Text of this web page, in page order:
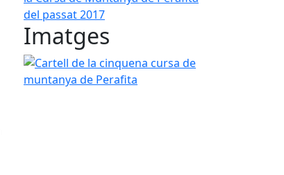
Imatges
Cartell de la cinquena cursa de muntanya de